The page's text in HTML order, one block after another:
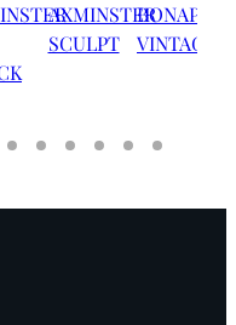
AXMINSTER
SCULPT
VINTAGE